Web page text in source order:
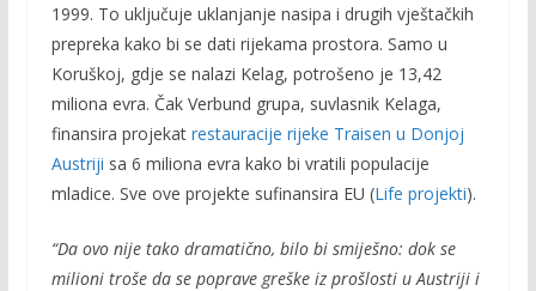
1999. To uključuje uklanjanje nasipa i drugih vještačkih
prepreka kako bi se dati rijekama prostora. Samo u
Koruškoj, gdje se nalazi Kelag, potrošeno je 13,42
miliona evra. Čak Verbund grupa, suvlasnik Kelaga,
finansira projekat restauracije rijeke Traisen u Donjoj
Austriji sa 6 miliona evra kako bi vratili populacije
mladice. Sve ove projekte sufinansira EU (Life projekti).
“Da ovo nije tako dramatično, bilo bi smiješno: dok se
milioni troše da se poprave greške iz prošlosti u Austriji i